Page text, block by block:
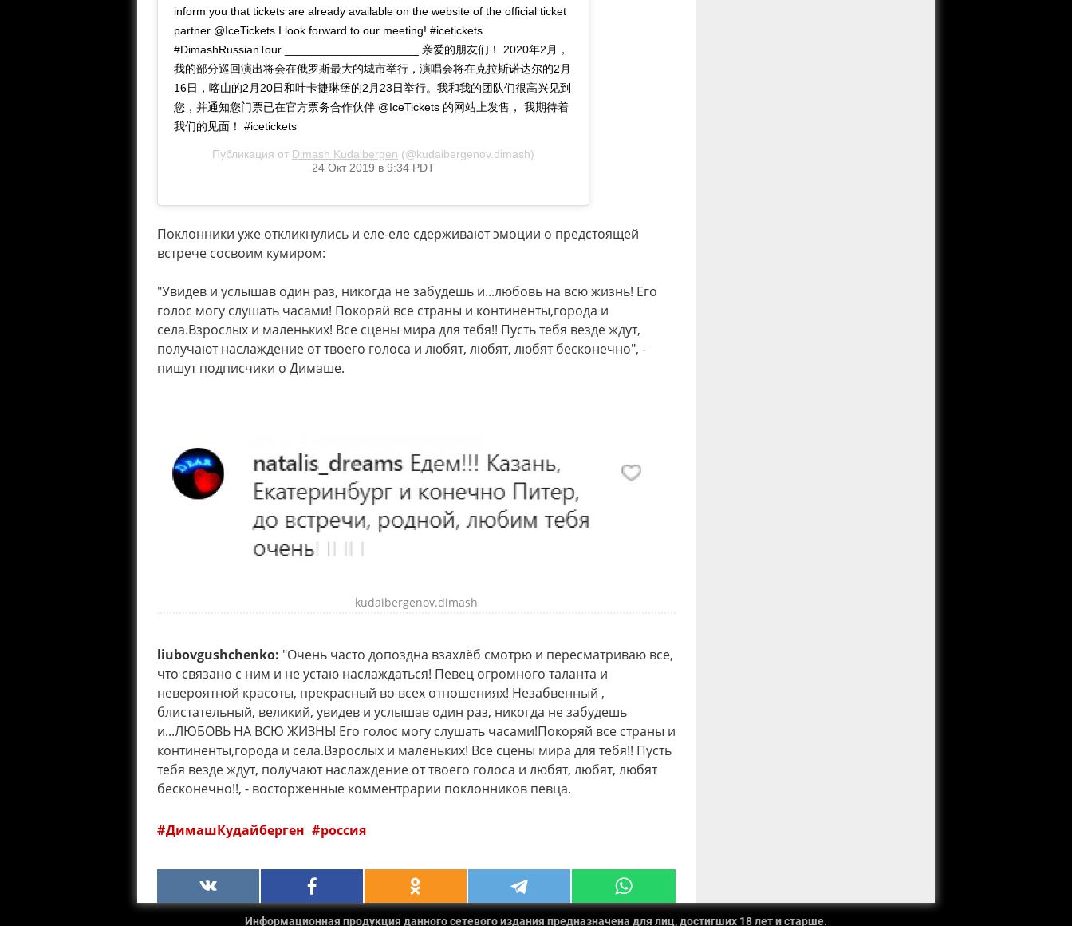
inform you that tickets are already available on the website of the official ticket
partner @IceTickets I look forward to our meeting! #icetickets
#DimashRussianTour _____________________ 亲爱的朋友们！ 2020年2月，
我的部分巡回演出将会在俄罗斯最大的城市举行，演唱会将在克拉斯诺达尔的2月
16日，喀山的2月20日和叶卡捷琳堡的2月23日举行。我和我的团队们很高兴见到
您，并通知您门票已在官方票务合作伙伴 @IceTickets 的网站上发售， 我期待着
我们的见面！ #icetickets
Публикация от Dimash Kudaibergen (@kudaibergenov.dimash)
24 Окт 2019 в 9:34 PDT
Поклонники уже откликнулись и еле-еле сдерживают эмоции о предстоящей
встрече сосвоим кумиром:
"Увидев и услышав один раз, никогда не забудешь и...любовь на всю жизнь! Его
голос могу слушать часами! Покоряй все страны и континенты,города и
села.Взрослых и маленьких! Все сцены мира для тебя!! Пусть тебя везде ждут,
получают наслаждение от твоего голоса и любят, любят, любят бесконечно", -
пишут подписчики о Димаше.
kudaibergenov.dimash
liubovgushchenko: "Очень часто допоздна взахлёб смотрю и пересматриваю все,
что связано с ним и не устаю наслаждаться! Певец огромного таланта и
невероятной красоты, прекрасный во всех отношениях! Незабвенный ,
блистательный, великий, увидев и услышав один раз, никогда не забудешь
и...ЛЮБОВЬ НА ВСЮ ЖИЗНЬ! Его голос могу слушать часами!Покоряй все страны и
континенты,города и села.Взрослых и маленьких! Все сцены мира для тебя!! Пусть
тебя везде ждут, получают наслаждение от твоего голоса и любят, любят, любят
бесконечно!!, - восторженные комментрарии поклонников певца.
ДимашКудайберген россия
Информационная продукция данного сетевого издания предназначена для лиц, достигших 18 лет и старше.